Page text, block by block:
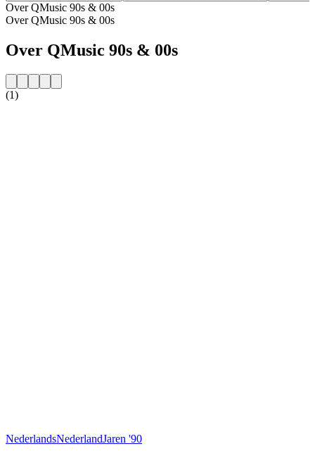
Over QMusic 90s & 00s
Over QMusic 90s & 00s
Over QMusic 90s & 00s
(1)
NederlandsNederlandJaren '90